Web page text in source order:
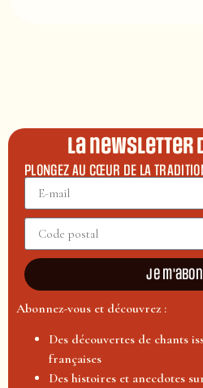
La newsletter
PLONGEZ AU CŒUR DE LA
Je
Abonnez-vous et découvrez :
Des découvertes de chants
françaises
Des histoires et anecdotes